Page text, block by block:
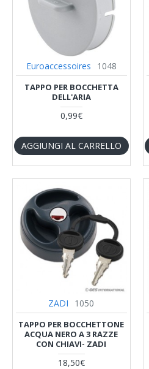
Euroaccessoires 1048
TAPPO PER BOCCHETTA
DELL'ARIA
0,99€
AGGIUNGI AL CARRELLO
ZADI 1050
TAPPO PER BOCCHETTONE
ACQUA NERO A 3 RAZZE
CON CHIAVI- ZADI
18,50€